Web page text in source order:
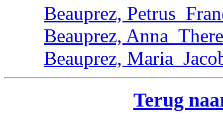
Beauprez,
Beauprez,
Beauprez,
Terug